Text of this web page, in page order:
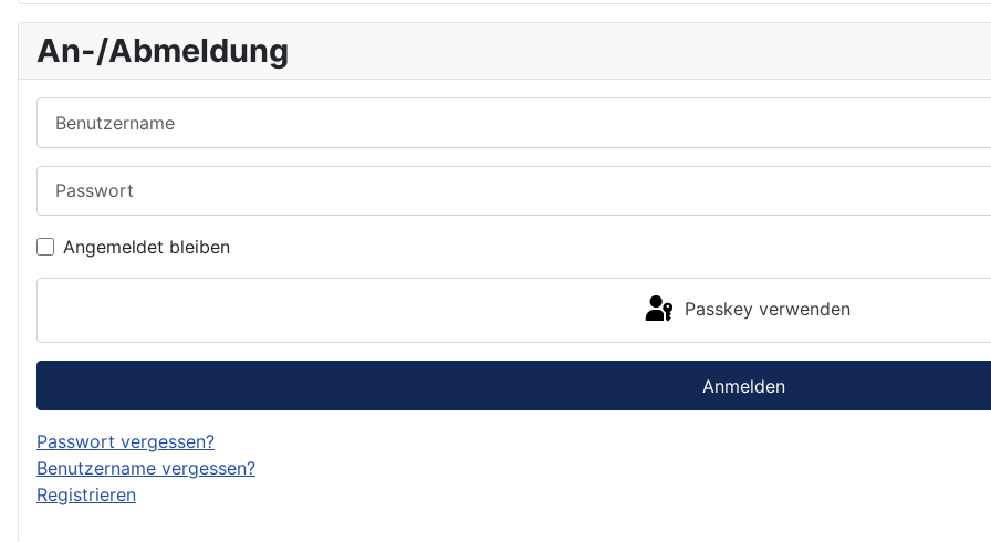
An-/Abmeldung
Angemeldet bleiben
Passkey verwenden
Anmelden
Passwort vergessen?
Benutzername vergessen?
Registrieren